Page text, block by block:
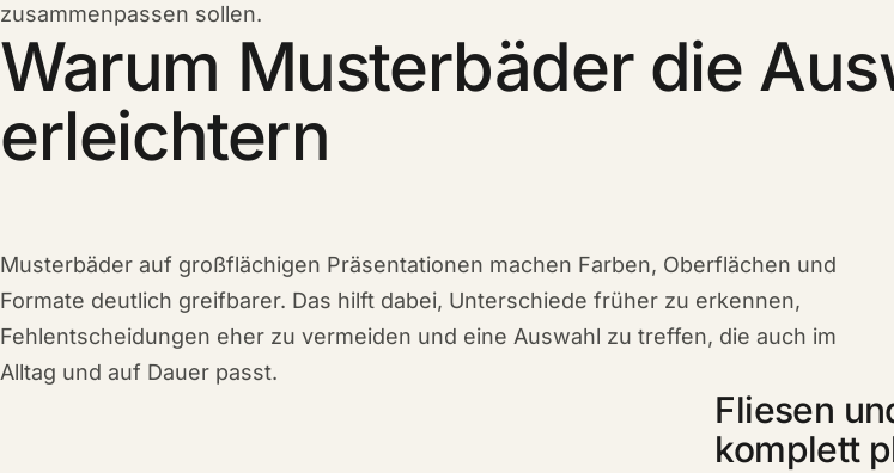
zusammenpassen sollen.
Warum Musterbäder die
erleichtern
Musterbäder auf großflächigen Präsentationen machen Farben, Oberflächen und
Formate deutlich greifbarer. Das hilft dabei, Unterschiede früher zu erkennen,
Fehlentscheidungen eher zu vermeiden und eine Auswahl zu treffen, die auch im
Alltag und auf Dauer passt.
Fliesen
komplett